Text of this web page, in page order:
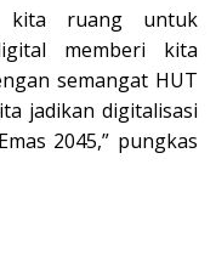
kita ruang untuk
memberi kita
semangat HUT
jadikan digitalisasi
2045,” pungkas